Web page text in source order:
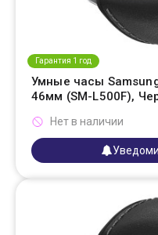
Гарантия 1 год
Умные часы
46мм (SM-L500F),
Нет в наличии